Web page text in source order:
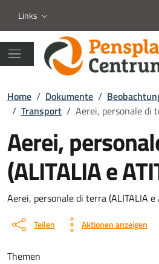
Links
Home / Dokumente /
/ Transport / Aerei, personale di
Aerei,
(ALITALIA e
Dokument details
Aerei, personale di terra (ALITALIA e
Teilen Aktionen anzeigen
Themen